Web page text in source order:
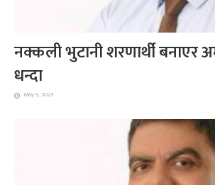
नक्कली भुटानी शरणार्थी बनाएर
धन्दा
May 9, 2023